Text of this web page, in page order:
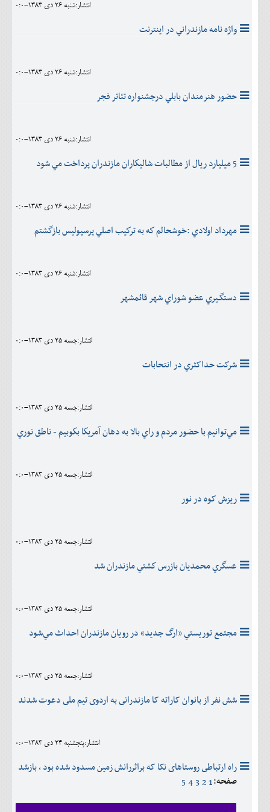
انتشار:شنبه 26 دی 1383-0:0
واژه نامه مازندراني در اينترنت
انتشار:شنبه 26 دی 1383-0:0
حضور هنرمندان بابلي درجشنواره تئاتر فجر
انتشار:شنبه 26 دی 1383-0:0
5 ميليارد ريال از مطالبات شاليكاران مازندران پرداخت مي شود
انتشار:شنبه 26 دی 1383-0:0
مهرداد اولادي :خوشحالم كه به تركيب اصلي پرسپوليس بازگشتم
انتشار:شنبه 26 دی 1383-0:0
دستگـيري عضو شوراي شهر قائمشهر
انتشار:جمعه 25 دی 1383-0:0
شرکت حداکثري در انتحابات
انتشار:جمعه 25 دی 1383-0:0
مي‌توانيم با حضور مردم و راي بالا به دهان آمريكا بكوبيم - ناطق نوري
انتشار:جمعه 25 دی 1383-0:0
ريزش کوه در نور
انتشار:جمعه 25 دی 1383-0:0
عسگري محمديان بازرس كشتي مازندران شد
انتشار:جمعه 25 دی 1383-0:0
مجتمع توريستي «ارگ جديد» در رويان مازندران احداث مي‌شود
انتشار:جمعه 25 دی 1383-0:0
شش نفر از بانوان کاراته کا مازندرانى به اردوى تيم ملى دعوت شدند
انتشار:پنجشنبه 24 دی 1383-0:0
راه ارتباطى روستاهاى نکا که براثررانش زمين مسدود شده بود ، بازشد
صفحه:1
2
3
4
5